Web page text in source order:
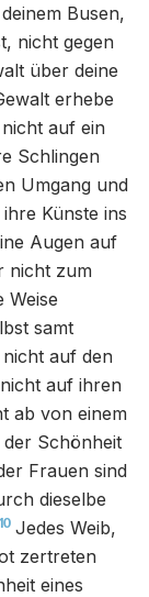
Busen,
nicht gegen
über deine
erhebe
auf ein
Schlingen
Umgang und
Künste ins
Augen auf
nicht zum
Weise
samt
auf den
auf ihren
ab von einem
Schönheit
Frauen sind
dieselbe
10 Jedes Weib,
zertreten
eines